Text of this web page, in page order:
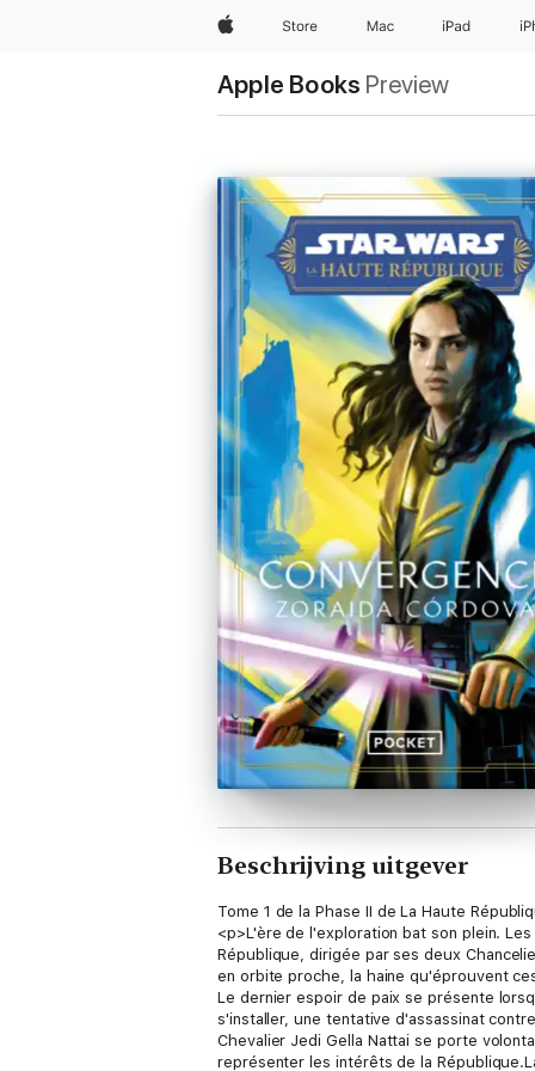
AppleStore Mac iPad
Apple Books Preview
Beschrijving uitgever
Tome 1 de la Phase II de La Haute
<p>L'ère de l'exploration bat son plein.
République, dirigée par ses deux
en orbite proche, la haine qu'éprouvent
Le dernier espoir de paix se présente
s'installer, une tentative d'assassinat
Chevalier Jedi Gella Nattai se porte
représenter les intérêts de la